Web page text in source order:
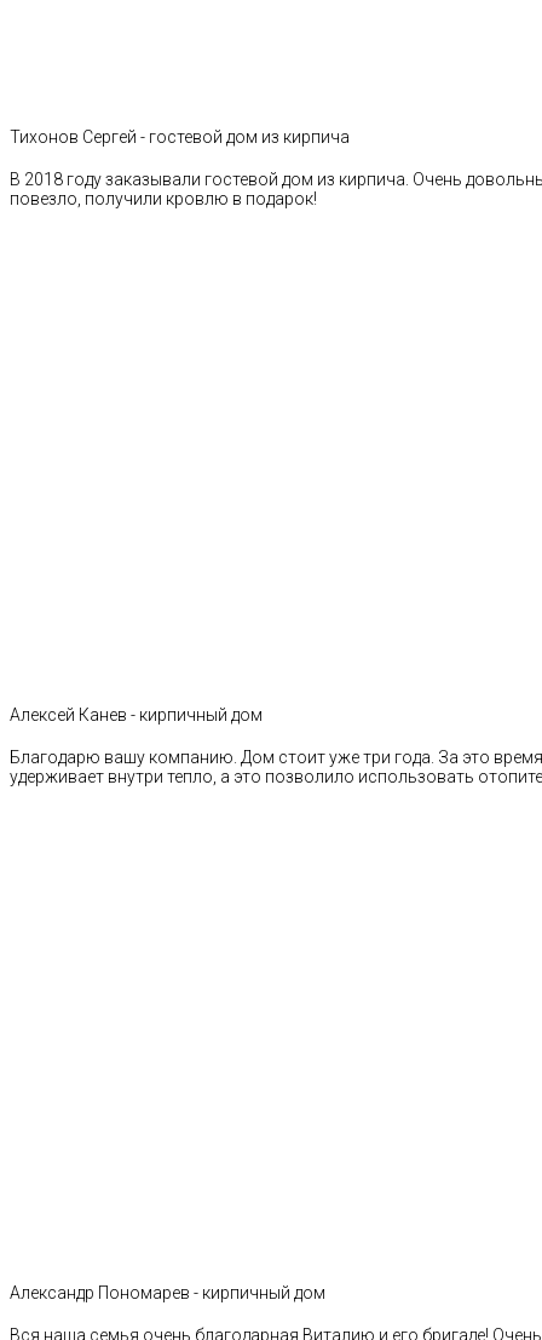
Тихонов Сергей - гостевой дом из кирпича
В 2018 году заказывали гостевой дом из кирпича. Очень
повезло, получили кровлю в подарок!
Алексей Канев - кирпичный дом
Благодарю вашу компанию. Дом стоит уже три года. За это
удерживает внутри тепло, а это позволило использовать
Александр Пономарев - кирпичный дом
Вся наша семья очень благодарная Виталию и его бригаде!